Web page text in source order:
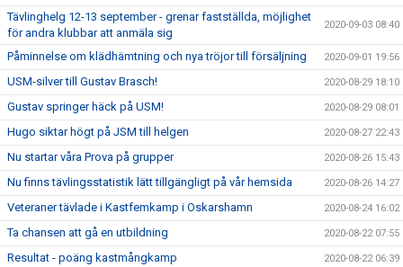
Tävlinghelg 12-13 september - grenar fastställda, möjlighet
för andra klubbar att anmäla sig
2020-09-03 08:40
Påminnelse om klädhämtning och nya tröjor till försäljning 2020-09-01 19:56
USM-silver till Gustav Brasch! 2020-08-29 18:10
Gustav springer häck på USM! 2020-08-29 08:01
Hugo siktar högt på JSM till helgen 2020-08-27 22:43
Nu startar våra Prova på grupper 2020-08-26 15:43
Nu finns tävlingsstatistik lätt tillgängligt på vår hemsida 2020-08-26 14:27
Veteraner tävlade i Kastfemkamp i Oskarshamn 2020-08-24 16:02
Ta chansen att gå en utbildning 2020-08-22 07:55
Resultat - poäng kastmångkamp 2020-08-22 06:39